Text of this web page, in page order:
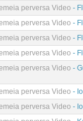
perversa Video -
perversa Video -
perversa Video -
perversa Video -
perversa Video -
perversa Video -
perversa Video -